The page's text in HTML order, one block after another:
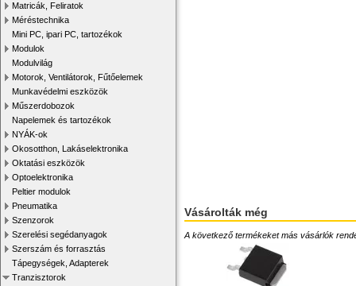
Matricák, Feliratok
Méréstechnika
Mini PC, ipari PC, tartozékok
Modulok
Modulvilág
Motorok, Ventilátorok, Fűtőelemek
Munkavédelmi eszközök
Műszerdobozok
Napelemek és tartozékok
NYÁK-ok
Okosotthon, Lakáselektronika
Oktatási eszközök
Optoelektronika
Peltier modulok
Pneumatika
Szenzorok
Szerelési segédanyagok
Szerszám és forrasztás
Tápegységek, Adapterek
Tranzisztorok
Vásárolták még
A következő termékeket más vásárlók